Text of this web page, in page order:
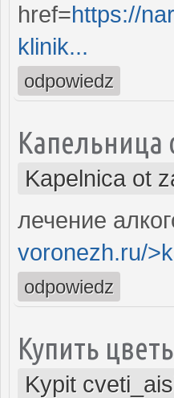
href=https://
klinik...
odpowiedz
Капельница
Kapelnica ot
лечение
voronezh.ru/
odpowiedz
Купить
Kypit